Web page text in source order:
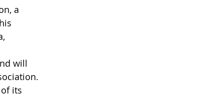
a
will
its